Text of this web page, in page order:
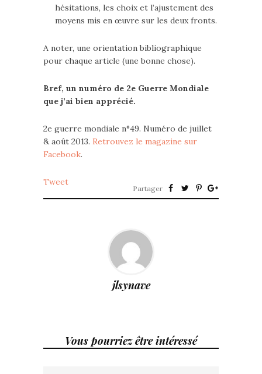
hésitations, les choix et l’ajustement des
moyens mis en œuvre sur les deux fronts.
A noter, une orientation bibliographique
pour chaque article (une bonne chose).
Bref, un numéro de 2e Guerre Mondiale
que j’ai bien apprécié.
2e guerre mondiale n°49. Numéro de juillet
& août 2013. Retrouvez le magazine sur
Facebook.
Tweet
Partager
jlsynave
Vous pourriez être intéressé